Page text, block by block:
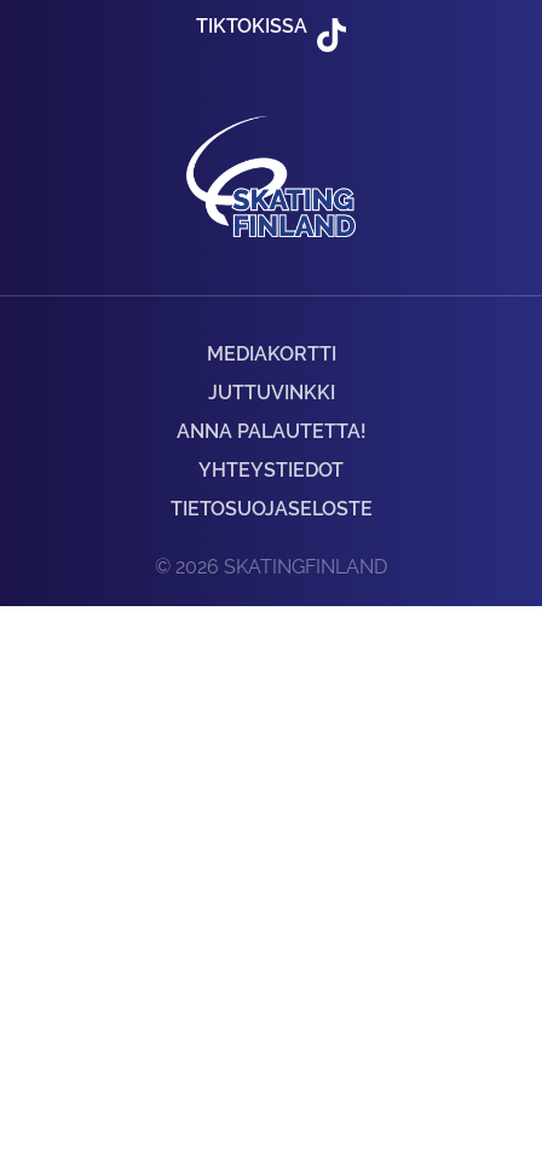
TIKTOKISSA
MEDIAKORTTI
JUTTUVINKKI
ANNA PALAUTETTA!
YHTEYSTIEDOT
TIETOSUOJASELOSTE
© 2026 SKATINGFINLAND